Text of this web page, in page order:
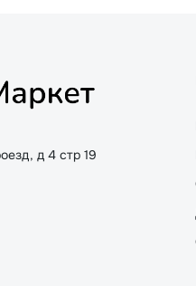
д 4 стр 19